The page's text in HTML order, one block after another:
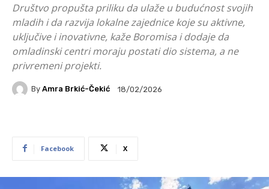
Društvo propušta priliku da ulaže u budućnost svojih
mladih i da razvija lokalne zajednice koje su aktivne,
uključive i inovativne, kaže Boromisa i dodaje da
omladinski centri moraju postati dio sistema, a ne
privremeni projekti.
By Amra Brkić-Čekić 18/02/2026
Facebook X